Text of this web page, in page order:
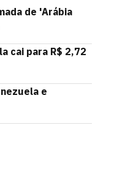
de 'Arábia
cai para R$ 2,72
e